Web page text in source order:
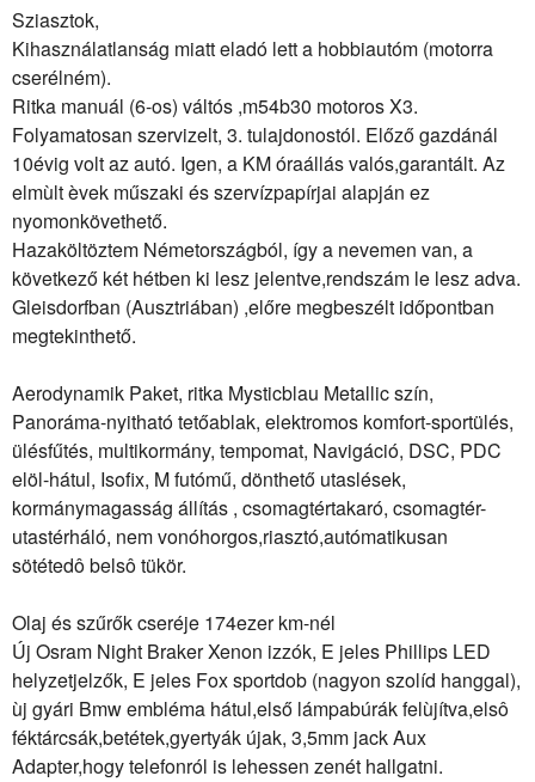
Sziasztok,
Kihasználatlanság miatt eladó lett a hobbiautóm (motorra
cserélném).
Ritka manuál (6-os) váltós ,m54b30 motoros X3.
Folyamatosan szervizelt, 3. tulajdonostól. Előző gazdánál
10évig volt az autó. Igen, a KM óraállás valós,garantált. Az
elmùlt èvek műszaki és szervízpapírjai alapján ez
nyomonkövethető.
Hazaköltöztem Németországból, így a nevemen van, a
következő két hétben ki lesz jelentve,rendszám le lesz adva.
Gleisdorfban (Ausztriában) ,előre megbeszélt időpontban
megtekinthető.
Aerodynamik Paket, ritka Mysticblau Metallic szín,
Panoráma-nyitható tetőablak, elektromos komfort-sportülés,
ülésfűtés, multikormány, tempomat, Navigáció, DSC, PDC
elöl-hátul, Isofix, M futómű, dönthető utaslések,
kormánymagasság állítás , csomagtértakaró, csomagtér-
utastérháló, nem vonóhorgos,riasztó,autómatikusan
sötétedô belsô tükör.
Olaj és szűrők cseréje 174ezer km-nél
Új Osram Night Braker Xenon izzók, E jeles Phillips LED
helyzetjelzők, E jeles Fox sportdob (nagyon szolíd hanggal),
ùj gyári Bmw embléma hátul,első lámpabúrák felùjítva,elsô
féktárcsák,betétek,gyertyák újak, 3,5mm jack Aux
Adapter,hogy telefonról is lehessen zenét hallgatni.